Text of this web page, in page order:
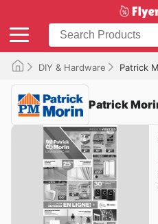
DIY & Hardware Patrick
Patrick